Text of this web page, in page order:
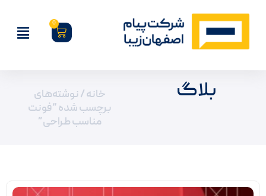
0
بلاگ خانه/ نوشته‌های
برچسب شده “فونت
مناسب طراحی”